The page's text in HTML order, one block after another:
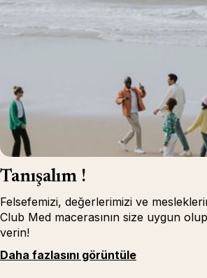
Tanışalım !
Felsefemizi, değerlerimizi ve
Club Med macerasının size uygun
verin!
Daha fazlasını görüntüle